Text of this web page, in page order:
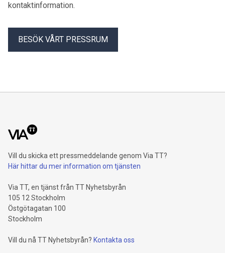
kontaktinformation.
BESÖK VÅRT PRESSRUM
Vill du skicka ett pressmeddelande genom Via TT?
Här hittar du mer information om tjänsten
Via TT, en tjänst från TT Nyhetsbyrån
105 12 Stockholm
Östgötagatan 100
Stockholm
Vill du nå TT Nyhetsbyrån? Kontakta oss